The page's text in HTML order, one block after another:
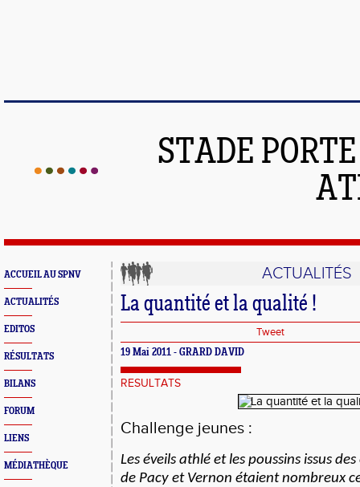
STADE
ACCUEIL AU SPNV
ACTUALITÉS
EDITOS
RÉSULTATS
BILANS
FORUM
LIENS
MÉDIATHÈQUE
ACTUALITÉS
La quantité et la qualité !
Tweet
19 Mai 2011 - GRARD DAVID
RESULTATS
Challenge jeunes :
Les éveils athlé et les poussins issus
de Pacy et Vernon étaient nombreux